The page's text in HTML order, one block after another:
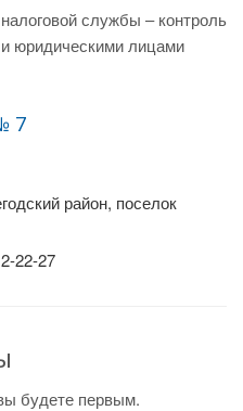
службы – контроль
юридическими лицами
7
район, поселок
22-27
будете первым.